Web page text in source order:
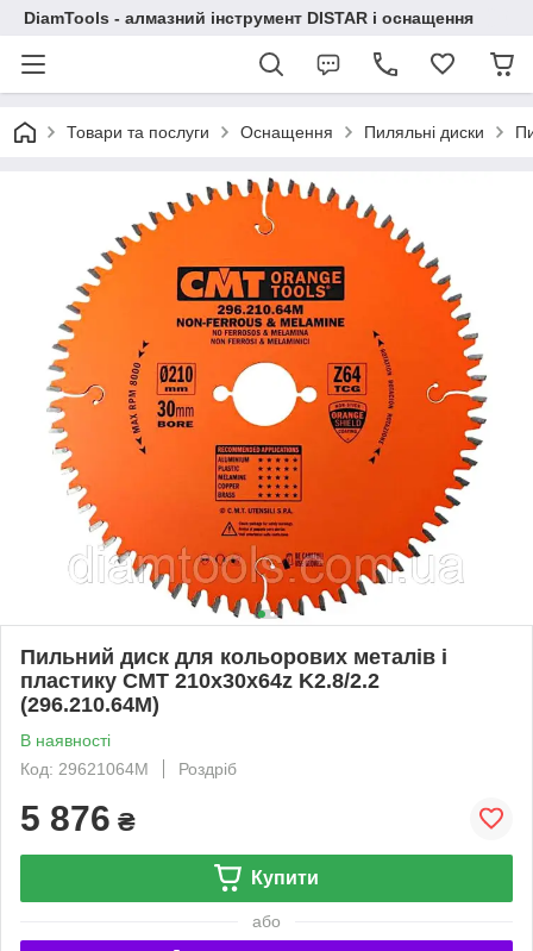
DiamTools - алмазний інструмент DISTAR і оснащення
Товари та послуги Оснащення Пиляльні диски
Пильний диск для кольорових металів і
пластику СМТ 210х30х64z K2.8/2.2
(296.210.64M)
В наявності
Код: 29621064M
Роздріб
5 876 ₴
Купити
або